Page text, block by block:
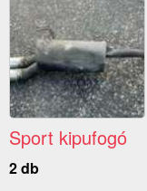
Sport kipufogó
2 db